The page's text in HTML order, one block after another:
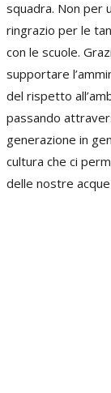
squadra. Non per
ringrazio per le
con le scuole.
supportare
del rispetto
passando
generazione in
cultura che ci
delle nostre acque